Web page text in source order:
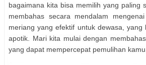
bagaimana kita bisa memilih yang paling
membahas secara mendalam
meriang yang efektif untuk dewasa,
apotik. Mari kita mulai dengan
yang dapat mempercepat pemulihan